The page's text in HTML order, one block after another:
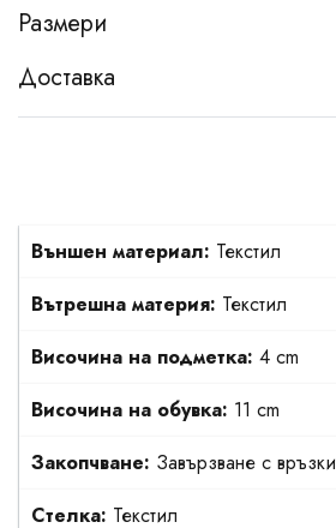
Размери
Доставка
Външен материал: Текстил
Вътрешна материя: Текстил
Височина на подметка: 4 cm
Височина на обувка: 11 cm
Закопчване: Завързване с връзки
Стелка: Текстил